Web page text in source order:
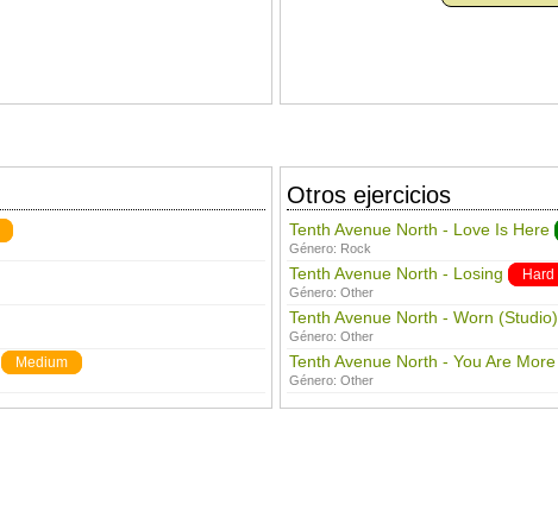
Medium
Otros ejercicios
Tenth Avenue North - Love Is Here
Género: Rock
Tenth Avenue North - Losing Hard
Género: Other
Tenth Avenue North - Worn (Studio)
Género: Other
Tenth Avenue North - You Are More
Género: Other